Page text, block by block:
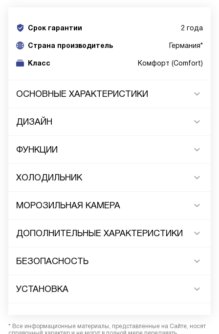
Срок гарантии 2 года
Cтрана производитель Германия*
Класс Комфорт (Comfort)
ОСНОВНЫЕ ХАРАКТЕРИСТИКИ
ДИЗАЙН
ФУНКЦИИ
ХОЛОДИЛЬНИК
МОРОЗИЛЬНАЯ КАМЕРА
ДОПОЛНИТЕЛЬНЫЕ ХАРАКТЕРИСТИКИ
БЕЗОПАСНОСТЬ
УСТАНОВКА
* Все информационные материалы, представленные на Сайте, носят